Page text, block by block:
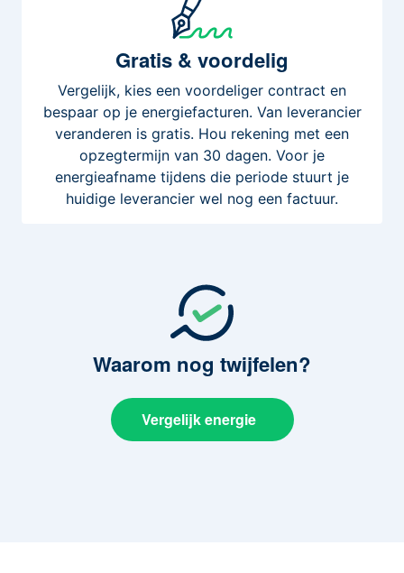
Gratis & voordelig
Vergelijk, kies een voordeliger contract en
bespaar op je energiefacturen. Van leverancier
veranderen is gratis. Hou rekening met een
opzegtermijn van 30 dagen. Voor je
energieafname tijdens die periode stuurt je
huidige leverancier wel nog een factuur.
Waarom nog twijfelen?
Vergelijk energie